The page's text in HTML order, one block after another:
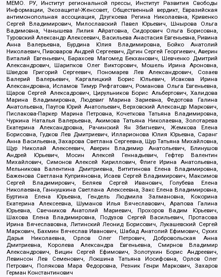
МЕМО. РУ, Институт региональной прессы, Институт Развития Свободы
Информации, Экозащита!-Женсовет, Общественный вердикт, Евразийская
антимонопольная ассоциация, Дзугкоева Регина Николаевна, Кривенко
Сергей Владимирович, Милославский Павел Юрьевич, Шнырова Ольга
Вадимовна, Чанышева Лилия Айратовна, Сидорович Ольга Борисовна,
Туровский Александр Алексеевич, Васильева Анастасия Евгеньевна, Ривина
Анна Валерьевна, Бурдина Юлия Владимировна, Бойко Анатолий
Николаевич, Пивоваров Андрей Сергеевич, Дугин Сергей Георгиевич, Аверин
Виталий Евгеньевич, Барахоев Магомед Бекханович, Шевченко Дмитрий
Александрович, Шарипков Олег Викторович, Мошель Ирина Ароновна,
Шведов Григорий Сергеевич, Пономарев Лев Александрович, Созаев
Валерий Валерьевич, Каргалицкий Борис Юльевич, Исакова Ирина
Александровна, Исламов Тимур Рифгатович, Романова Ольга Евгеньевна,
Щаров Сергей Алексадрович, Цирульников Борис Альбертович, Халидова
Марина Владимировна, Людевиг Марина Зариевна, Федотова Галина
Анатольевна, Паутов Юрий Анатольевич, Верховский Александр Маркович,
Пислакова-Паркер Марина Петровна, Кочеткова Татьяна Владимировна,
Чуркина Наталья Валерьевна, Акимова Татьяна Николаевна, Золотарева
Екатерина Александровна, Рачинский Ян Збигневич, Жемкова Елена
Борисовна, Гудков Лев Дмитриевич, Илларионова Юлия Юрьевна, Саранг
Анна Васильевна, Захарова Светлана Сергеевна, Щур Татьяна Михайловна,
Щур Николай Алексеевич, Аверин Владимир Анатольевич, Блинушов
Андрей Юрьевич, Мосин Алексей Геннадьевич, Гефтер Валентин
Михайлович, Симонов Алексей Кириллович, Флиге Ирина Анатольевна,
Мельникова Валентина Дмитриевна, Вититинова Елена Владимировна,
Баженова Светлана Куприяновна, Исаев Сергей Владимирович, Максимов
Сергей Владимирович, Беляев Сергей Иванович, Голубева Елена
Николаевна, Ганнушкина Светлана Алексеевна, Закс Елена Владимировна,
Буртина Елена Юрьевна, Гендель Людмила Залмановна, Кокорина
Екатерина Алексеевна, Шуманов Илья Вячеславович, Арапова Галина
Юрьевна, Свечников Анатолий Мариевич, Прохоров Вадим Юрьевич,
Шахова Елена Владимировна, Подузов Сергей Васильевич, Протасова
Ирина Вячеславовна, Литинский Леонид Борисович, Лукашевский Сергей
Маркович, Бахмин Вячеслав Иванович, Шабад Анатолий Ефимович, Сухих
Дарья Николаевна, Орлов Олег Петрович, Добровольская Анна
Дмитриевна, Королева Александра Евгеньевна, Смирнов Владимир
Александрович, Вицин Сергей Ефимович, Золотухин Борис Андреевич,
Левинсон Лев Семенович, Локшина Татьяна Иосифовна, Орлов Олег
Петрович, Полякова Мара Федоровна, Резник Генри Маркович, Захаров
Герман Константинович